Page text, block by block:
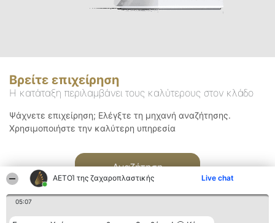
ΑΕΤΟΊ της ζαχαροπλαστικής Live chat
05:07
Βρείτε επιχείρηση
Η κατάταξη περιλαμβάνει τους καλύτερους στον κλάδο
Ψάχνετε επιχείρηση; Ελέγξτε τη μηχανή αναζήτησης.
Χρησιμοποιήστε την καλύτερη υπηρεσία
Αναζήτηση